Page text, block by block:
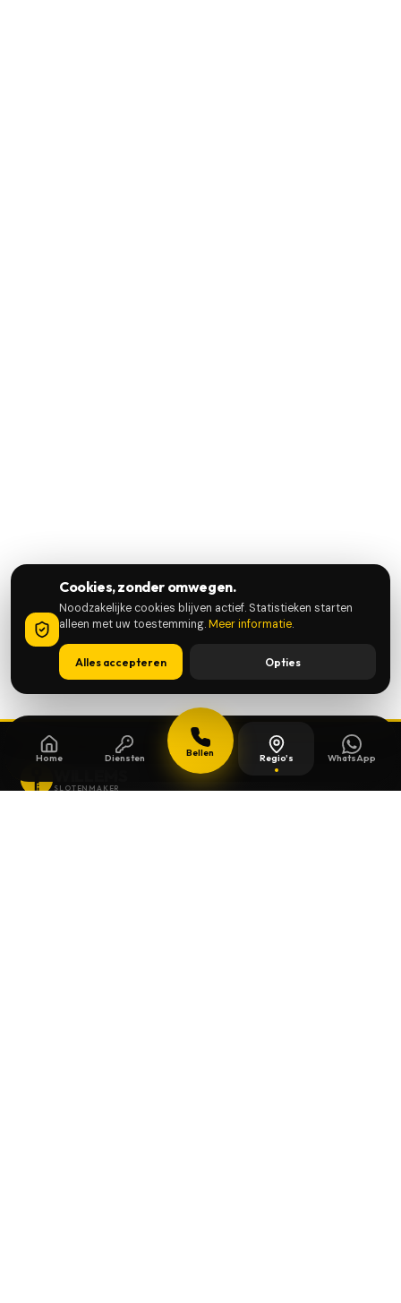
Home Diensten Bellen Regio's WhatsApp
SLOTENMAKER
Cookies, zonder omwegen.
Noodzakelijke cookies blijven actief. Statistieken starten
alleen met uw toestemming.Meer informatie.
Alles accepteren Opties